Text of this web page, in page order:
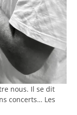
nous. Il se dit
concerts… Les